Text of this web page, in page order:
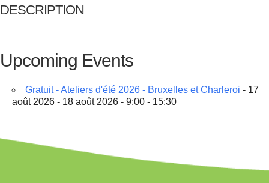
DESCRIPTION
Upcoming Events
Gratuit - Ateliers d'été 2026 - Bruxelles et Charleroi - 17
août 2026 - 18 août 2026 - 9:00 - 15:30